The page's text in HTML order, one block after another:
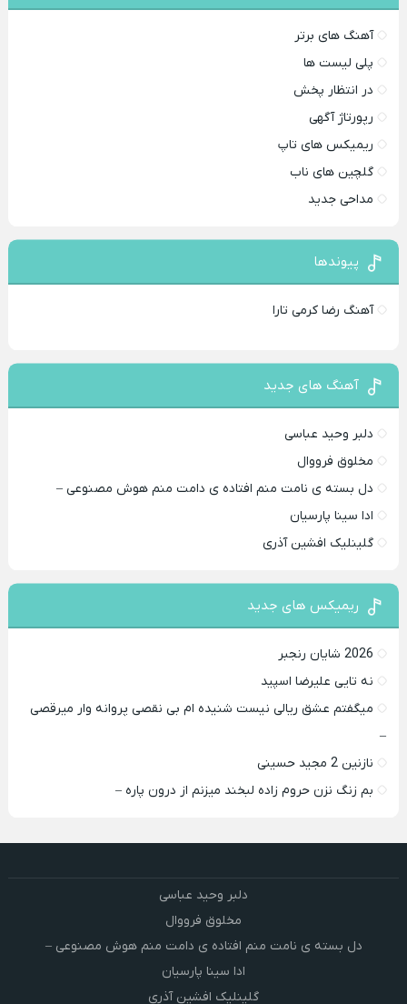
آهنگ های برتر
پلی لیست ها
در انتظار پخش
رپورتاژ آگهی
ریمیکس های تاپ
گلچین های ناب
مداحی جدید
پیوندها
آهنگ رضا کرمی تارا
آهنگ های جدید
دلبر وحید عباسی
مخلوق فرووال
دل بسته ی نامت منم افتاده ی دامت منم هوش مصنوعی –
ادا سینا پارسیان
گلینلیک افشین آذری
ریمیکس های جدید
2026 شایان رنجبر
نه تایی علیرضا اسپید
میگفتم عشق ریالی نیست شنیده ام بی نقصی پروانه وار میرقصی
–
نازنین 2 مجید حسینی
بم زنگ نزن حروم زاده لبخند میزنم از درون پاره –
دلبر وحید عباسی
مخلوق فرووال
دل بسته ی نامت منم افتاده ی دامت منم هوش مصنوعی –
ادا سینا پارسیان
گلینلیک افشین آذری